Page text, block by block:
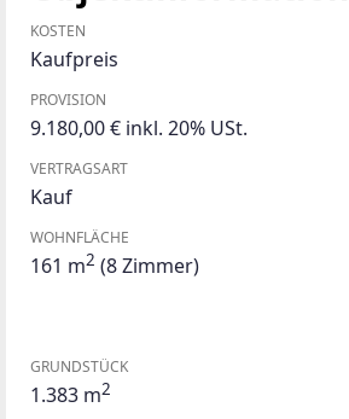
KOSTEN
Kaufpreis
PROVISION
9.180,00 € inkl. 20% USt.
VERTRAGSART
Kauf
WOHNFLÄCHE
161 m2 (8 Zimmer)
GRUNDSTÜCK
1.383 m2